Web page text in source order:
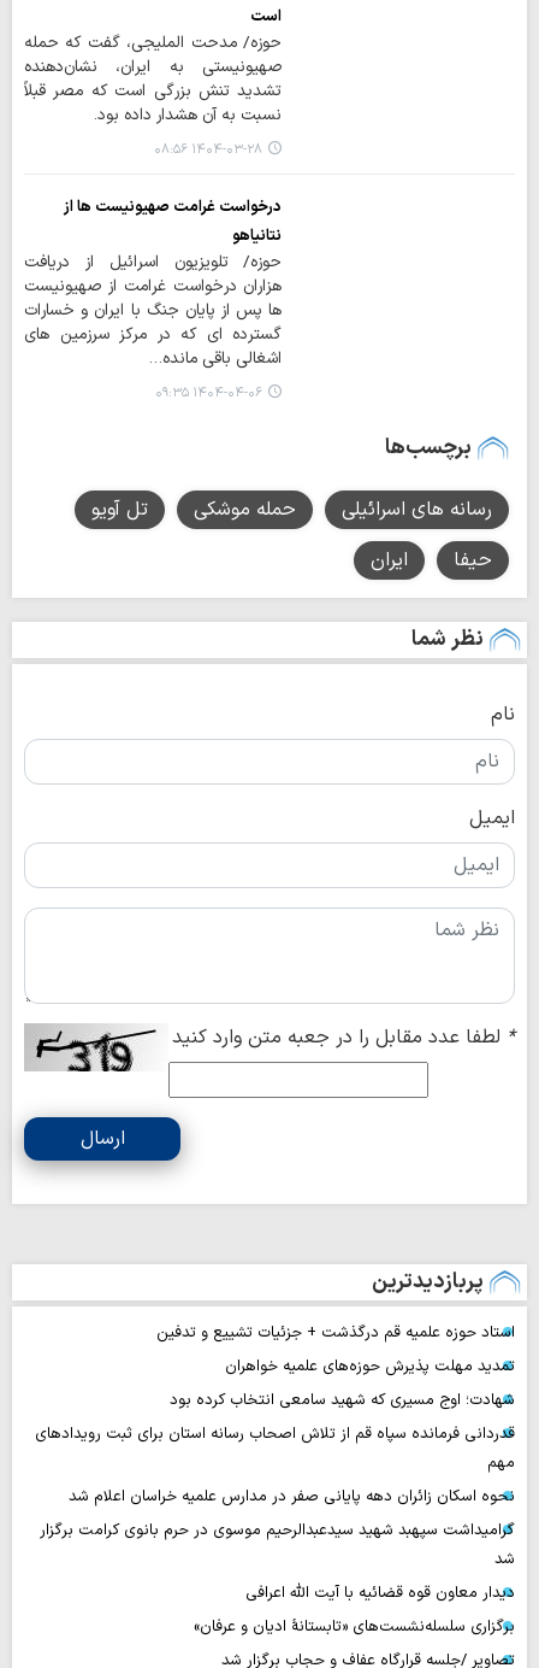
است
حوزه/ مدحت الملیجی، گفت که حمله
صهیونیستی به ایران، نشان‌دهنده
تشدید تنش بزرگی است که مصر قبلاً
نسبت به آن هشدار داده بود.
۱۴۰۴-۰۳-۲۸ ۰۸:۵۶
درخواست غرامت صهیونیست ها از
نتانیاهو
حوزه/ تلویزیون اسرائیل از دریافت
هزاران درخواست غرامت از صهیونیست
ها پس از پایان جنگ با ایران و خسارات
گسترده ای که در مرکز سرزمین های
اشغالی باقی مانده…
۱۴۰۴-۰۴-۰۶ ۰۹:۳۵
برچسب‌ها
رسانه های اسرائیلی حمله موشکی
تل آویو
حیفا
ایران
نظر شما
نام
ایمیل
* لطفا عدد مقابل را در جعبه متن وارد کنید
ارسال
پربازدیدترین
استاد حوزه علمیه قم درگذشت + جزئیات تشییع و تدفین
تمدید مهلت پذیرش حوزه‌های علمیه خواهران
شهادت؛ اوج مسیری که شهید سامعی انتخاب کرده بود
قدردانی فرمانده سپاه قم از تلاش اصحاب رسانه استان برای ثبت رویدادهای
مهم
نحوه اسکان زائران دهه پایانی صفر در مدارس علمیه خراسان اعلام شد
گرامیداشت سپهبد شهید سیدعبدالرحیم موسوی در حرم بانوی کرامت برگزار
شد
دیدار معاون قوه قضائیه با آیت الله اعرافی
برگزاری سلسله‌نشست‌های «تابستانهٔ ادیان و عرفان»
تصاویر /جلسه قرارگاه عفاف و حجاب برگزار شد